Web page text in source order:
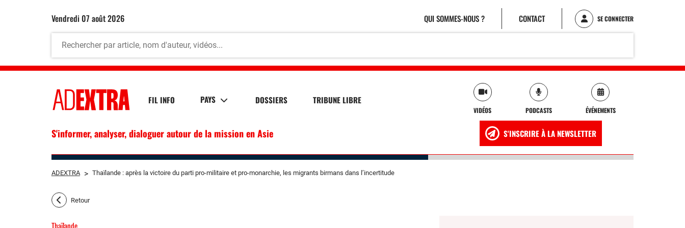
vendredi 07 août 2026 QUI SOMMES-NOUS ? CONTACT SE CONNECTER
FIL INFO PAYS DOSSIERS TRIBUNE LIBRE
VIDÉOS PODCASTS ÉVÉNEMENTS
S'informer, analyser, dialoguer autour de la mission en Asie S'INSCRIRE À LA NEWSLETTER
ADEXTRA > Thaïlande : après la victoire du parti pro-militaire et pro-monarchie, les migrants birmans dans l’incertitude
Retour
Thaïlande